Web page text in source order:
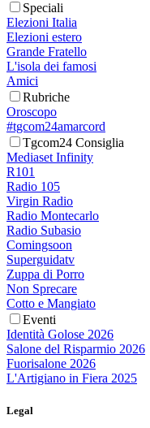
Speciali
Elezioni Italia
Elezioni estero
Grande Fratello
L'isola dei famosi
Amici
Rubriche
Oroscopo
#tgcom24amarcord
Tgcom24 Consiglia
Mediaset Infinity
R101
Radio 105
Virgin Radio
Radio Montecarlo
Radio Subasio
Comingsoon
Superguidatv
Zuppa di Porro
Non Sprecare
Cotto e Mangiato
Eventi
Identità Golose 2026
Salone del Risparmio 2026
Fuorisalone 2026
L'Artigiano in Fiera 2025
Legal